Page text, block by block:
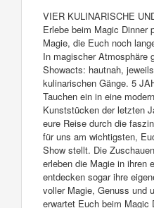
VIER KULINARISCHE
Erlebe beim Magic Dinner
Magie, die Euch noch
In magischer Atmosphäre
Showacts: hautnah,
kulinarischen Gänge. 5
Tauchen ein in eine
Kunststücken der letzten
eure Reise durch die
für uns am wichtigsten,
Show stellt. Die
erleben die Magie in ihren
entdecken sogar ihre
voller Magie, Genuss und
erwartet Euch beim Magic